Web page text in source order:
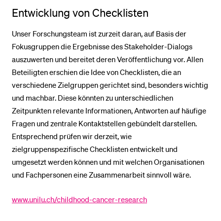
Entwicklung von Checklisten
Unser Forschungsteam ist zurzeit daran, auf Basis der
Fokusgruppen die Ergebnisse des Stakeholder-Dialogs
auszuwerten und bereitet deren Veröffentlichung vor. Allen
Beteiligten erschien die Idee von Checklisten, die an
verschiedene Zielgruppen gerichtet sind, besonders wichtig
und machbar. Diese könnten zu unterschiedlichen
Zeitpunkten relevante Informationen, Antworten auf häufige
Fragen und zentrale Kontaktstellen gebündelt darstellen.
Entsprechend prüfen wir derzeit, wie
zielgruppenspezifische Checklisten entwickelt und
umgesetzt werden können und mit welchen Organisationen
und Fachpersonen eine Zusammenarbeit sinnvoll wäre.
www.unilu.ch/childhood-cancer-research